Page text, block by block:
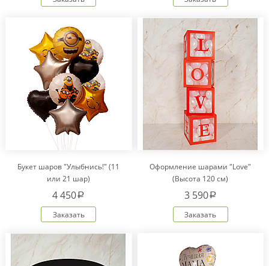
Букет шаров "Улыбнись!" (11
или 21 шар)
4 450a
Заказать
Оформление шарами "Love"
(Высота 120 см)
3 590a
Заказать